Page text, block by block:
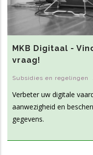
MKB Digitaal -
vraag!
Subsidies en regelingen
Verbeter uw digitale
aanwezigheid en
gegevens.